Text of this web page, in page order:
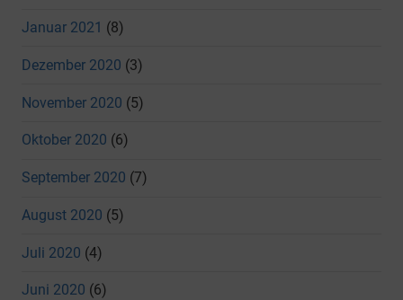
Januar 2021 (8)
Dezember 2020 (3)
November 2020 (5)
Oktober 2020 (6)
September 2020 (7)
August 2020 (5)
Juli 2020 (4)
Juni 2020 (6)